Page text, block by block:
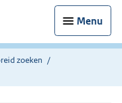
Menu
zoeken